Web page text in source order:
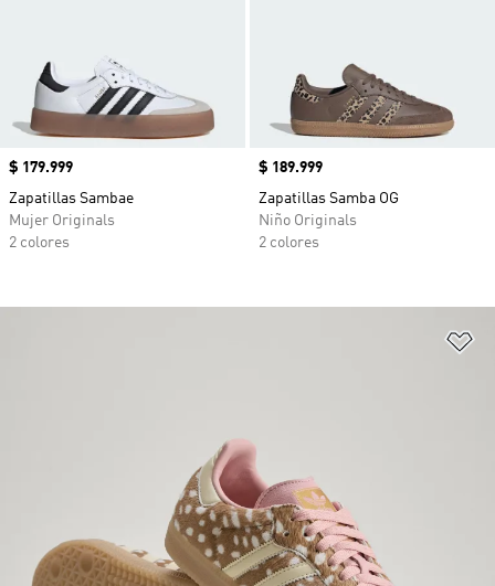
Precio
$ 179.999
Zapatillas Sambae
Mujer Originals
2 colores
Precio
$ 189.999
Zapatillas Samba OG
Niño Originals
2 colores